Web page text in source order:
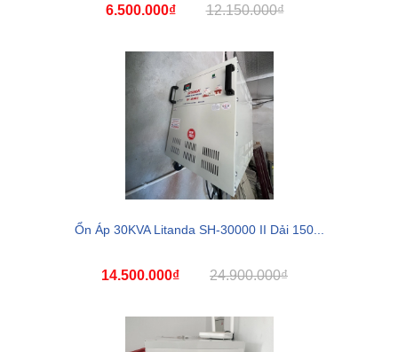
6.500.000₫ 12.150.000₫
Ổn Áp 30KVA Litanda SH-30000 II Dải 150...
14.500.000₫ 24.900.000₫